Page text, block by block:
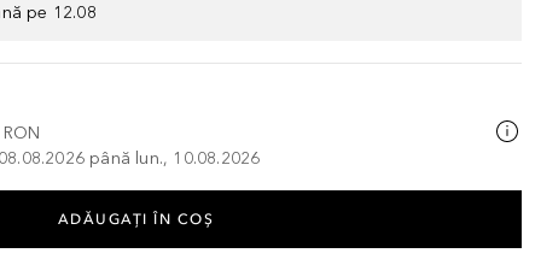
pe 12.08
până lun., 10.08.2026
ADĂUGAȚI ÎN COŞ